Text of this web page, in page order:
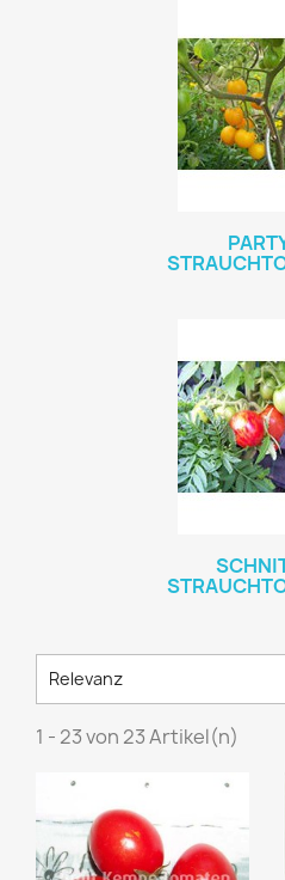
Relevanz
1 - 23 von 23 Artikel(n)